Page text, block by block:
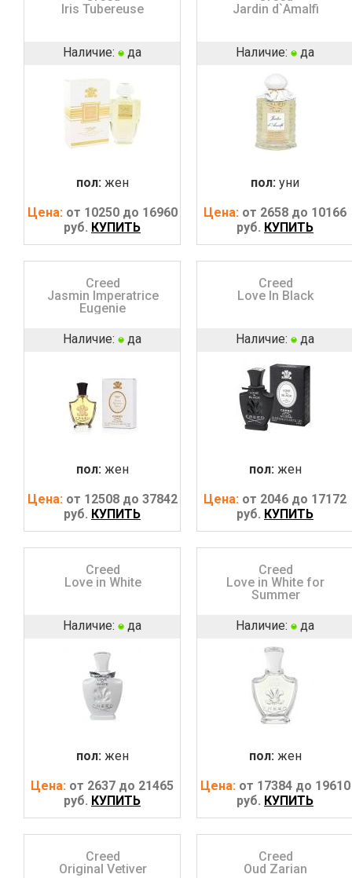
Iris Tubereuse
Наличие: да
пол: жен
Цена: от 10250 до 16960
руб. КУПИТЬ
Jardin d`Amalfi
Наличие: да
пол: уни
Цена: от 2658 до 10166
руб. КУПИТЬ
Creed
Jasmin Imperatrice
Eugenie
Наличие: да
пол: жен
Цена: от 12508 до 37842
руб. КУПИТЬ
Creed
Love In Black
Наличие: да
пол: жен
Цена: от 2046 до 17172
руб. КУПИТЬ
Creed
Love in White
Наличие: да
пол: жен
Цена: от 2637 до 21465
руб. КУПИТЬ
Creed
Love in White for
Summer
Наличие: да
пол: жен
Цена: от 17384 до 19610
руб. КУПИТЬ
Creed
Original Vetiver
Creed
Oud Zarian